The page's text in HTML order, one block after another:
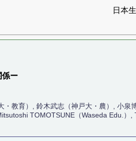
日本
係ー
教育）, 鈴木武志（神戸大・農）, 小泉
TOMOTSUNE（Waseda Edu.）